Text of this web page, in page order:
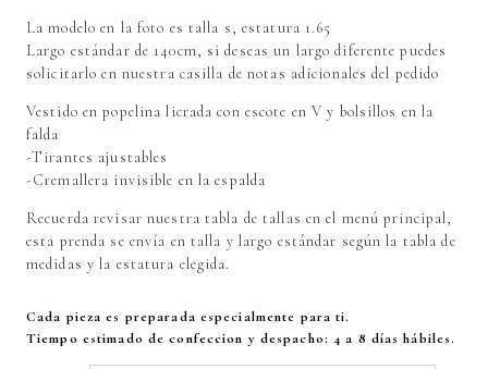
La modelo en la foto es talla s, estatura 1.65
Largo estándar de 140cm, si deseas un largo diferente puedes
solicitarlo en nuestra casilla de notas adicionales del pedido
Vestido en popelina licrada con escote en V y bolsillos en la
falda
-Tirantes ajustables
-Cremallera invisible en la espalda
Recuerda revisar nuestra tabla de tallas en el menú principal,
esta prenda se envía en talla y largo estándar según la tabla de
medidas y la estatura elegida.
Cada pieza es preparada especialmente para ti.
Tiempo estimado de confeccion y despacho: 4 a 8 días hábiles.